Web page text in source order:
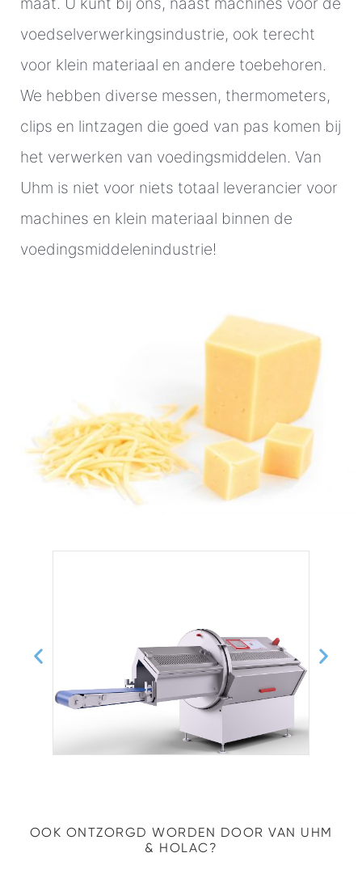
voedselverwerkingsindustrie, ook terecht
voor klein materiaal en andere toebehoren.
We hebben diverse messen, thermometers,
clips en lintzagen die goed van pas komen bij
het verwerken van voedingsmiddelen. Van
Uhm is niet voor niets totaal leverancier voor
machines en klein materiaal binnen de
voedingsmiddelenindustrie!
OOK ONTZORGD WORDEN DOOR VAN UHM
& HOLAC?